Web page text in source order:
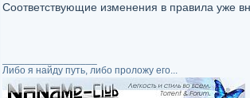
Соответствующие изменения в правила уже
Либо я найду путь, либо проложу его...